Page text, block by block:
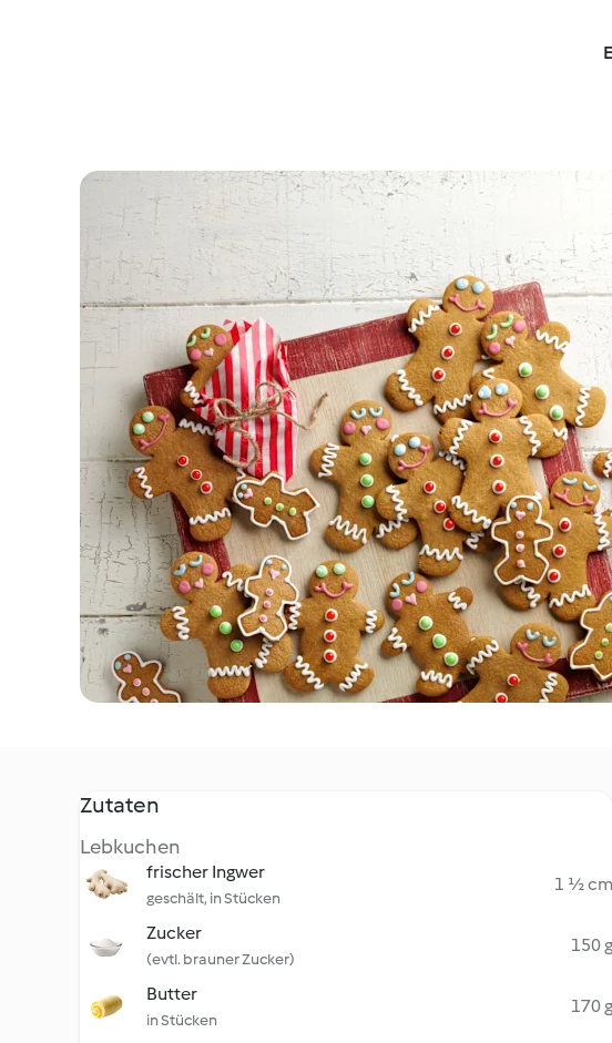
Zutaten
Lebkuchen
frischer Ingwer
geschält, in Stücken
1 ½ cm
Zucker
(evtl. brauner Zucker)
150 g
Butter
in Stücken
170 g